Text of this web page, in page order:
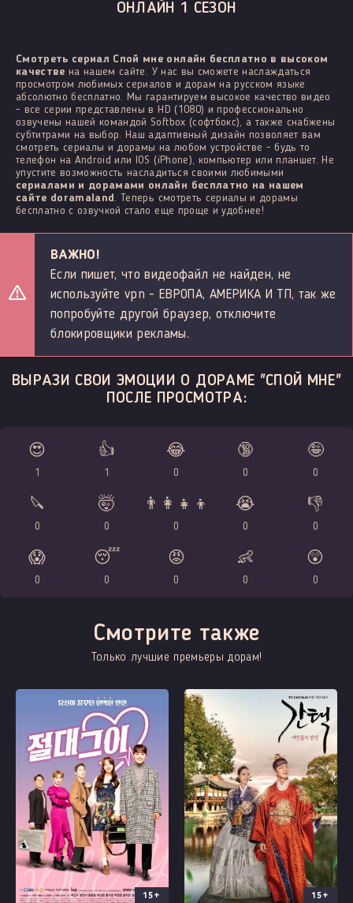
ОНЛАЙН 1 СЕЗОН
Смотреть сериал Спой мне онлайн бесплатно в высоком
качестве на нашем сайте. У нас вы сможете наслаждаться
просмотром любимых сериалов и дорам на русском языке
абсолютно бесплатно. Мы гарантируем высокое качество видео
- все серии представлены в HD (1080) и профессионально
озвучены нашей командой Softbox (софтбокс), а также снабжены
субтитрами на выбор. Наш адаптивный дизайн позволяет вам
смотреть сериалы и дорамы на любом устройстве - будь то
телефон на Android или IOS (iPhone), компьютер или планшет. Не
упустите возможность насладиться своими любимыми
сериалами и дорамами онлайн бесплатно на нашем
сайте doramaland
. Теперь смотреть сериалы и дорамы
бесплатно с озвучкой стало еще проще и удобнее!
ВАЖНО!
Если пишет, что видеофайл не найден, не
используйте vpn - ЕВРОПА, АМЕРИКА И ТП, так же
попробуйте другой браузер, отключите
блокировщики рекламы.
ВЫРАЗИ СВОИ ЭМОЦИИ О ДОРАМЕ "СПОЙ МНЕ"
ПОСЛЕ ПРОСМОТРА:
😍
1
👍
1
😂
0
🔞
0
🤪
0
🔪
0
🤯
0
👨‍👩‍👧‍👦
0
😭
0
👎
0
😱
0
😴
0
😡
0
👶
0
😲
0
Смотрите также
Только лучшие премьеры дорам!
15+ 15+